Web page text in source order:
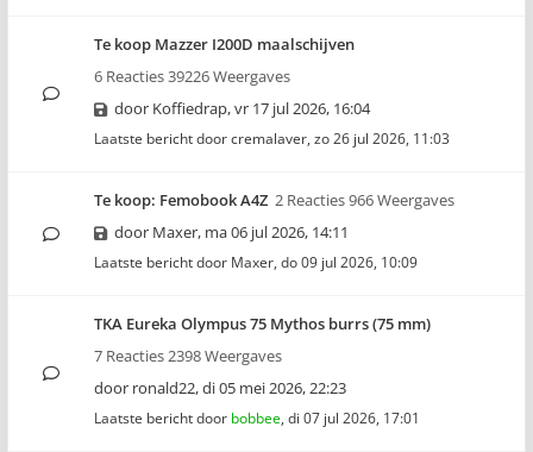
Te koop Mazzer I200D maalschijven
6 Reacties 39226 Weergaves
door Koffiedrap,vr 17 jul 2026, 16:04
Laatste bericht doorcremalaver, zo 26 jul 2026, 11:03
Te koop: Femobook A4Z 2 Reacties 966 Weergaves
door Maxer, ma 06 jul 2026, 14:11
Laatste bericht door Maxer, do 09 jul 2026, 10:09
TKA Eureka Olympus 75 Mythos burrs (75 mm)
7 Reacties 2398 Weergaves
door ronald22,di 05 mei 2026, 22:23
Laatste bericht door bobbee, di 07 jul 2026, 17:01